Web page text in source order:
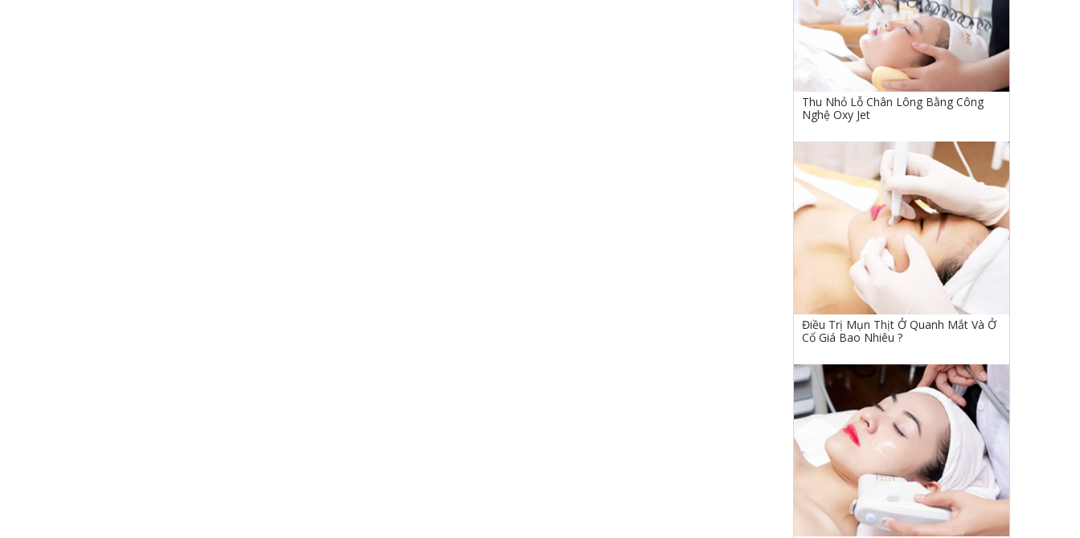
Thu Nhỏ Lỗ Chân Lông Bằng Công
Nghệ Oxy Jet
Điều Trị Mụn Thịt Ở Quanh Mắt Và Ở
Cổ Giá Bao Nhiêu ?